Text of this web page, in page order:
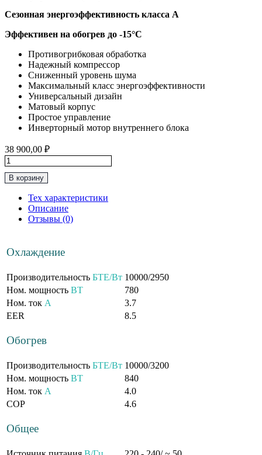
Сезонная энергоэффективность класса А
Эффективен на обогрев до -15°C
Противогрибковая обработка
Надежный компрессор
Сниженный уровень шума
Максимальный класс энергоэффективности
Универсальный дизайн
Матовый корпус
Простое управление
Инверторный мотор внутреннего блока
38 900,00 ₽
Количество
товара
Инверторная
Система
30м2
MDC"
65MDC10
В корзину
Тех характеристики
Описание
Отзывы (0)
Охлаждение
Производительность БТЕ/Вт 10000/2950
Ном. мощность ВТ
780
Ном. ток А
3.7
EER
8.5
Обогрев
Производительность БТЕ/Вт 10000/3200
Ном. мощность ВТ
840
Ном. ток А
4.0
COP
4.6
Общее